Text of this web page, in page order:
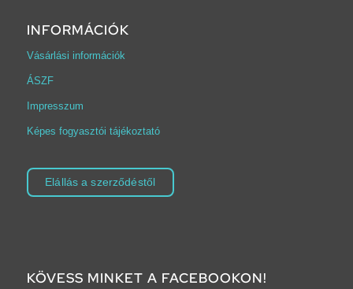
INFORMÁCIÓK
Vásárlási információk
ÁSZF
Impresszum
Képes fogyasztói tájékoztató
Elállás a szerződéstől
KÖVESS MINKET A FACEBOOKON!
Click to accept marketing cookies and